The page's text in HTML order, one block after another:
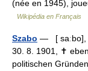
(née en 1945),
Wikipédia en Français
Szabo — [ saːbo],
30. 8. 1901, ✝
politischen